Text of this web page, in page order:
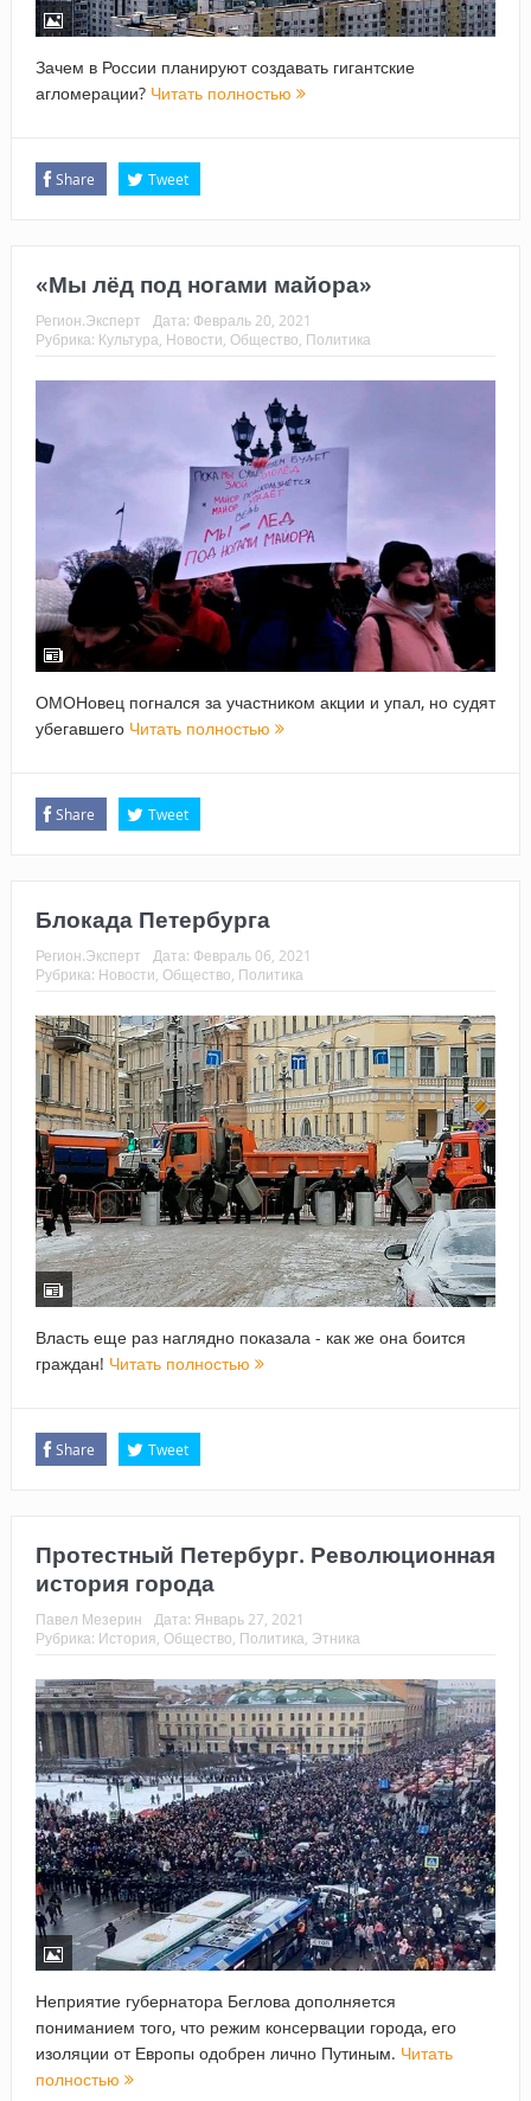
Зачем в России планируют создавать гигантские
агломерации? Читать полностью
Share Tweet
«Мы лёд под ногами майора»
Регион.Эксперт Дата: Февраль 20, 2021
Рубрика: Культура, Новости, Общество, Политика
ОМОНовец погнался за участником акции и упал, но судят
убегавшего Читать полностью
Share Tweet
Блокада Петербурга
Регион.Эксперт Дата: Февраль 06, 2021
Рубрика: Новости, Общество, Политика
Власть еще раз наглядно показала - как же она боится
граждан! Читать полностью
Share Tweet
Протестный Петербург. Революционная
история города
Павел Мезерин Дата: Январь 27, 2021
Рубрика: История, Общество, Политика, Этника
Неприятие губернатора Беглова дополняется
пониманием того, что режим консервации города, его
изоляции от Европы одобрен лично Путиным. Читать
полностью